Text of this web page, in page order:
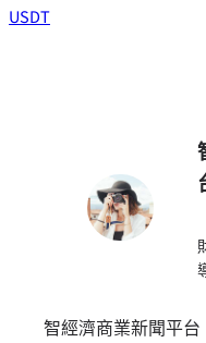
USDT
智經濟商業新聞平